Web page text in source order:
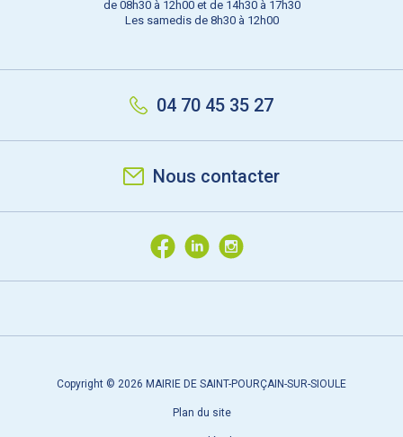
de 08h30 à 12h00 et de 14h30 à 17h30
Les samedis de 8h30 à 12h00
04 70 45 35 27
Nous contacter
Copyright © 2026 MAIRIE DE SAINT-POURÇAIN-SUR-SIOULE
Plan du site